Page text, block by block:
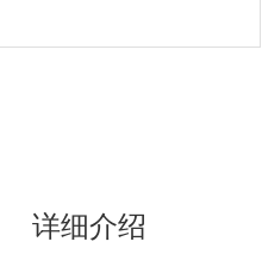
详细介绍